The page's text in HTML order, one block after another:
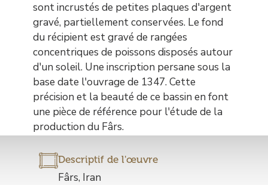
sont incrustés de petites plaques d'argent
gravé, partiellement conservées. Le fond
du récipient est gravé de rangées
concentriques de poissons disposés autour
d'un soleil. Une inscription persane sous la
base date l'ouvrage de 1347. Cette
précision et la beauté de ce bassin en font
une pièce de référence pour l'étude de la
production du Fârs.
Descriptif de l'œuvre
Description
Fârs, Iran